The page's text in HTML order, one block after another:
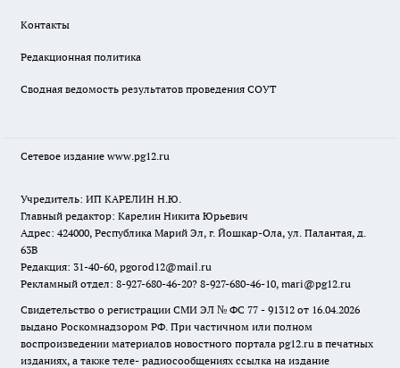
Контакты
Редакционная политика
Сводная ведомость результатов проведения СОУТ
Сетевое издание www.pg12.ru
Учредитель: ИП КАРЕЛИН Н.Ю.
Главный редактор: Карелин Никита Юрьевич
Адрес: 424000, Республика Марий Эл, г. Йошкар-Ола, ул. Палантая, д.
63В
Редакция: 31-40-60, pgorod12@mail.ru
Рекламный отдел: 8-927-680-46-20? 8-927-680-46-10, mari@pg12.ru
Свидетельство о регистрации СМИ ЭЛ № ФС 77 - 91312 от 16.04.2026
выдано Роскомнадзором РФ. При частичном или полном
воспроизведении материалов новостного портала pg12.ru в печатных
изданиях, а также теле- радиосообщениях ссылка на издание